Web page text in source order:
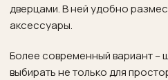
дверцами. В ней удобно
аксессуары.
Более современный вариант –
выбирать не только для